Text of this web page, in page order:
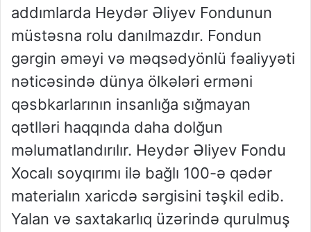
addımlarda Heydər Əliyev Fondunun
müstəsna rolu danılmazdır. Fondun
gərgin əməyi və məqsədyönlü fəaliyyəti
nəticəsində dünya ölkələri erməni
qəsbkarlarının insanlığa sığmayan
qətlləri haqqında daha dolğun
məlumatlandırılır. Heydər Əliyev Fondu
Xocalı soyqırımı ilə bağlı 100-ə qədər
materialın xaricdə sərgisini təşkil edib.
Yalan və saxtakarlıq üzərində qurulmuş